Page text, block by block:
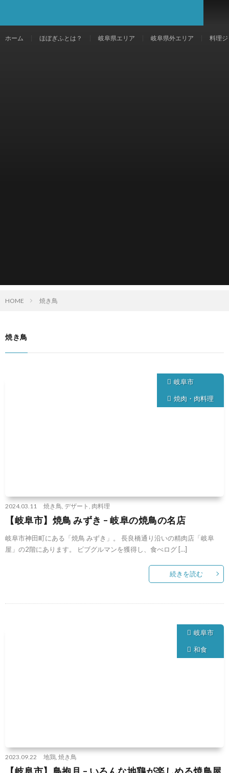
ホーム ほぼぎふとは？ 岐阜県エリア 岐阜県外エリア 料理
HOME 焼き鳥
焼き鳥
岐阜市
焼肉・肉料理
2024.03.11 焼き鳥 デザート 肉料理
【岐阜市】焼鳥 みずき – 岐阜の焼鳥の名店
岐阜市神田町にある「焼鳥 みずき」。 長良橋通り沿いの精肉店「岐阜
屋」の2階にあります。 ビブグルマンを獲得し、食べログ […]
続きを読む
岐阜市
和食
2023.09.22 地鶏 焼き鳥
【岐阜市】鳥抱月 – いろんな地鶏が楽しめる焼鳥屋